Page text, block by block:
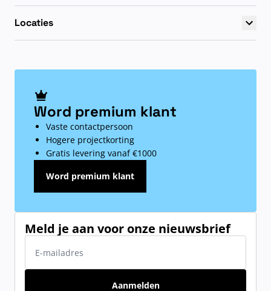
Locaties
Word premium klant
Vaste contactpersoon
Hogere projectkorting
Gratis levering vanaf €1000
Word premium klant
Meld je aan voor onze nieuwsbrief
Aanmelden